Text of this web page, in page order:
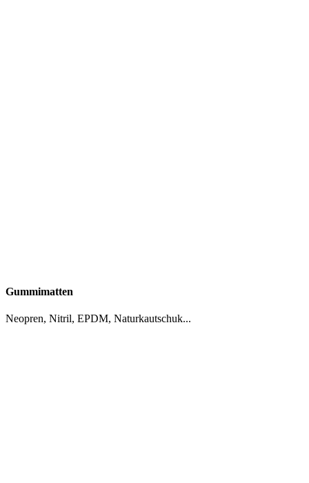
Gummimatten
Neopren, Nitril, EPDM, Naturkautschuk...